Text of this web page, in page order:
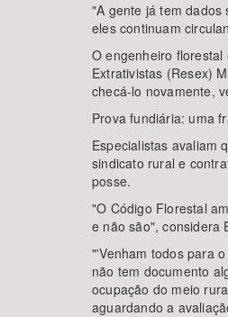
"A gente já tem dados
eles continuam
O engenheiro
Extrativistas (Resex)
checá-lo novamente,
Prova fundiária: uma
Especialistas avaliam
sindicato rural e
posse.
"O Código Florestal
e não são", considera
"'Venham todos para
não tem documento
ocupação do meio
aguardando a